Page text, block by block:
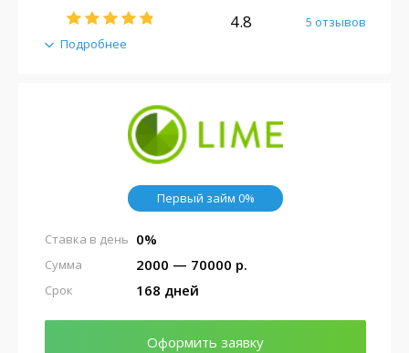
Подробнее
4.8 5 отзывов
Первый займ 0%
0%
Ставка в день
2000 — 70000 р.
Сумма
168 дней
Срок
Оформить заявку